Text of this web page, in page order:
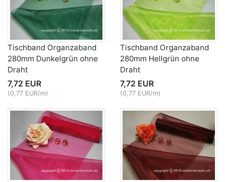
Tischband Organzaband
280mm Dunkelgrün ohne
Draht
7,72 EUR
(0,77 EUR/m)
Tischband Organzaband
280mm Hellgrün ohne
Draht
7,72 EUR
(0,77 EUR/m)